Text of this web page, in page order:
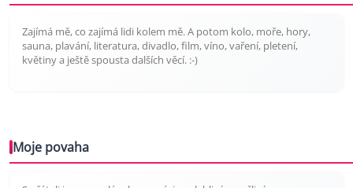
Zajímá mě, co zajímá lidi kolem mě. A potom kolo, moře, hory,
sauna, plavání, literatura, divadlo, film, víno, vaření, pletení,
květiny a ještě spousta dalších věcí. :-)
Moje povaha